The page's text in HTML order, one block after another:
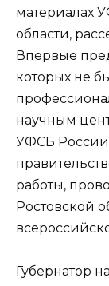
материалах
области,
Впервые
которых не
научным
УФСБ России
работы,
Ростовской
Губернатор